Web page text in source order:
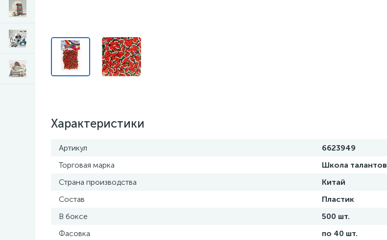
Характеристики
Артикул
6623949
Торговая марка
Школа талантов
Страна производства
Китай
Состав
Пластик
В боксе
500 шт.
Фасовка
по 40 шт.